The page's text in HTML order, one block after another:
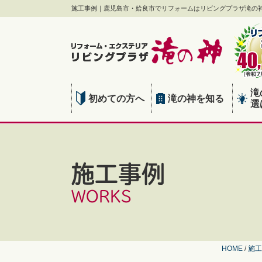
施工事例｜鹿児島市・姶良市でリフォームはリビングプラザ滝の
初めての方へ 滝の神を知る
滝
選
施工事例
WORKS
HOME /施